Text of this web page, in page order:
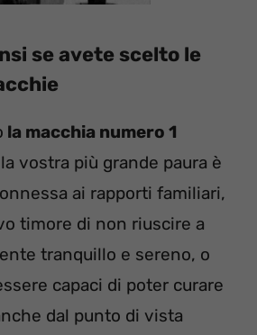
se avete scelto le
la macchia numero 1
vostra più grande paura è
ai rapporti familiari,
timore di non riuscire a
tranquillo e sereno, o
capaci di poter curare
dal punto di vista